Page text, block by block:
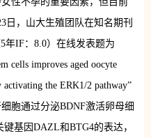
日，山大生殖团队在知名期刊
年IF：8.0）在线发表题为
cells improves aged oocyte
the ERK1/2 pathway”
胞通过分泌BDNF激活卵母细
基因DAZL和BTG4的表达，